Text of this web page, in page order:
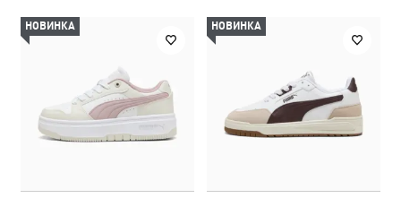
НОВИНКА НОВИНКА